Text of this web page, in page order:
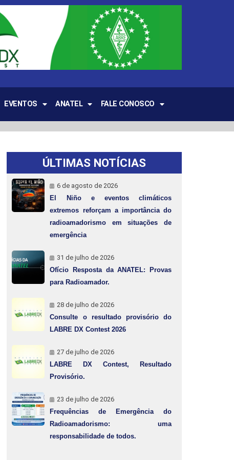
EVENTOS ANATEL FALE CONOSCO
ÚLTIMAS NOTÍCIAS
6 de agosto de 2026
El Niño e eventos climáticos
extremos reforçam a importância do
radioamadorismo em situações de
emergência
31 de julho de 2026
Ofício Resposta da ANATEL: Provas
para Radioamador.
28 de julho de 2026
Consulte o resultado provisório do
LABRE DX Contest 2026
27 de julho de 2026
LABRE DX Contest, Resultado
Provisório.
23 de julho de 2026
Frequências de Emergência do
Radioamadorismo: uma
responsabilidade de todos.